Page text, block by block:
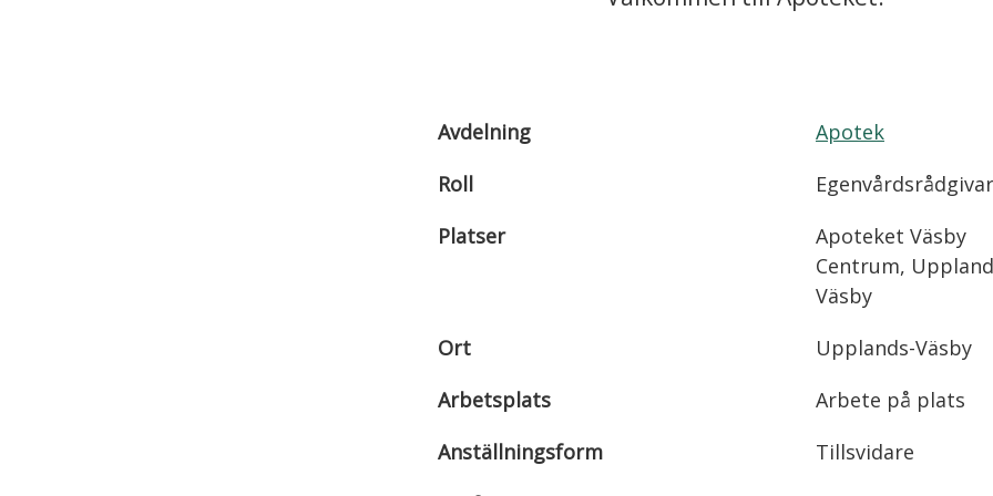
Avdelning
Apotek
Roll
Platser
Apoteket Väsby
Centrum,
Väsby
Ort
Upplands-Väsby
Arbetsplats
Arbete på plats
Anställningsform
Tillsvidare